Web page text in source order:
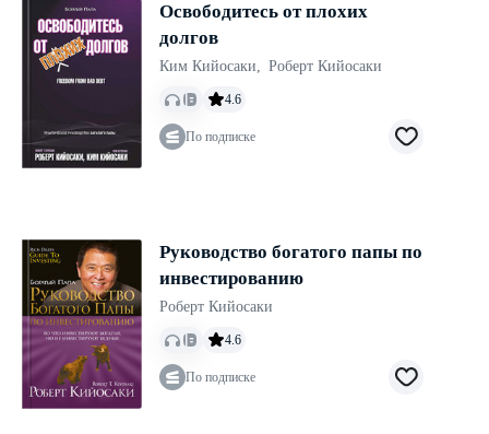
Освободитесь от плохих
долгов
Ким Кийосаки, Роберт Кийосаки
4.6
По подписке
Руководство богатого папы по
инвестированию
Роберт Кийосаки
4.6
По подписке